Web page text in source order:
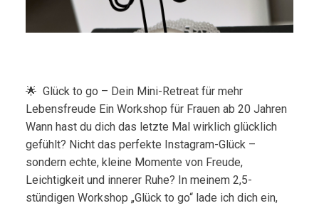
🌟 Glück to go – Dein Mini-Retreat für mehr
Lebensfreude Ein Workshop für Frauen ab 20 Jahren
Wann hast du dich das letzte Mal wirklich glücklich
gefühlt? Nicht das perfekte Instagram-Glück –
sondern echte, kleine Momente von Freude,
Leichtigkeit und innerer Ruhe? In meinem 2,5-
stündigen Workshop „Glück to go“ lade ich dich ein,